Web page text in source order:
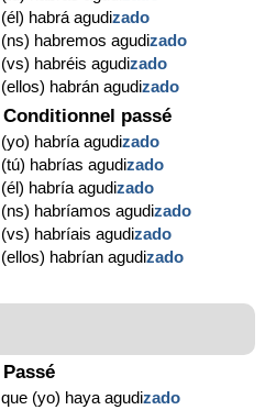
(él) habrá agudizado
(ns) habremos agudizado
(vs) habréis agudizado
(ellos) habrán agudizado
Conditionnel passé
(yo) habría agudizado
(tú) habrías agudizado
(él) habría agudizado
(ns) habríamos agudizado
(vs) habríais agudizado
(ellos) habrían agudizado
Passé
que (yo) haya agudizado